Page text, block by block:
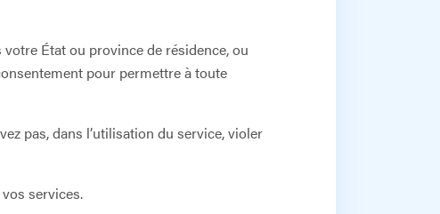
État ou province de résidence, ou
pour permettre à toute
pas, dans l’utilisation du service, violer
services.